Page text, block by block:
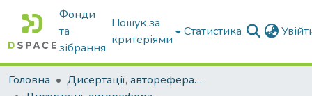
Фонди
та
зібрання
Пошук за
критеріями
Статистика
Головна
Дисертації, автореферати дисертацій